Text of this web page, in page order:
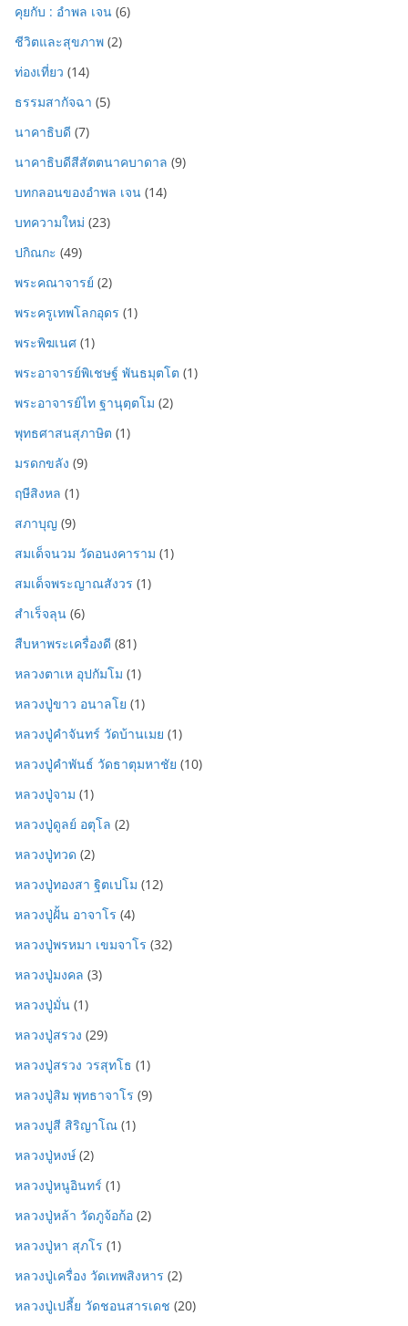
คุยกับ : อำพล เจน (6)
ชีวิตและสุขภาพ (2)
ท่องเที่ยว (14)
ธรรมสากัจฉา (5)
นาคาธิบดี (7)
นาคาธิบดีสีสัตตนาคบาดาล (9)
บทกลอนของอำพล เจน (14)
บทความใหม่ (23)
ปกิณกะ (49)
พระคณาจารย์ (2)
พระครูเทพโลกอุดร (1)
พระพิฆเนศ (1)
พระอาจารย์พิเชษฐ์ พันธมุตโต (1)
พระอาจารย์ไท ฐานุตฺตโม (2)
พุทธศาสนสุภาษิต (1)
มรดกขลัง (9)
ฤษีสิงหล (1)
สภาบุญ (9)
สมเด็จนวม วัดอนงคาราม (1)
สมเด็จพระญาณสังวร (1)
สำเร็จลุน (6)
สืบหาพระเครื่องดี (81)
หลวงตาเห อุปกัมโม (1)
หลวงปู่ขาว อนาลโย (1)
หลวงปู่คำจันทร์ วัดบ้านเมย (1)
หลวงปู่คำพันธ์ วัดธาตุมหาชัย (10)
หลวงปู่จาม (1)
หลวงปู่ดูลย์ อตุโล (2)
หลวงปู่ทวด (2)
หลวงปู่ทองสา ฐิตเปโม (12)
หลวงปู่ฝั้น อาจาโร (4)
หลวงปู่พรหมา เขมจาโร (32)
หลวงปู่มงคล (3)
หลวงปู่มั่น (1)
หลวงปู่สรวง (29)
หลวงปู่สรวง วรสุทโธ (1)
หลวงปู่สิม พุทธาจาโร (9)
หลวงปูสี สิริญาโณ (1)
หลวงปู่หงษ์ (2)
หลวงปู่หนูอินทร์ (1)
หลวงปู่หล้า วัดภูจ้อก้อ (2)
หลวงปู่หา สุภโร (1)
หลวงปู่เครื่อง วัดเทพสิงหาร (2)
หลวงปู่เปลี้ย วัดชอนสารเดช (20)